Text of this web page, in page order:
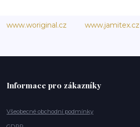
www.woriginal.cz www.jamitex.cz
Informace pro zákazníky
Všeobecné obchodní podmínky